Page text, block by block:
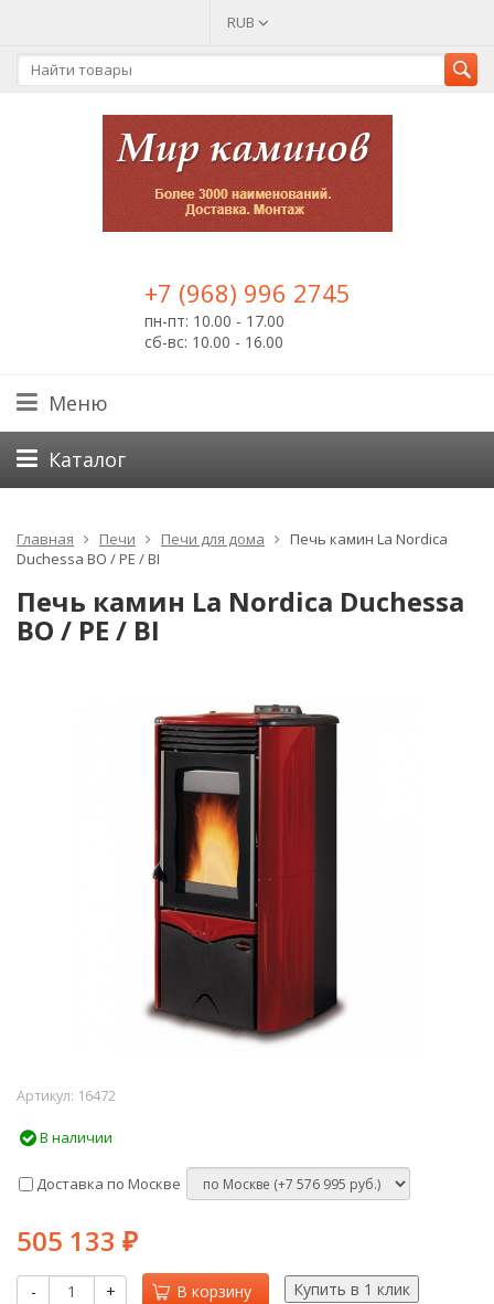
RUB
+7 (968) 996 2745
пн-пт: 10.00 - 17.00
сб-вс: 10.00 - 16.00
Меню
Каталог
Главная Печи Печи для дома
Печь камин La Nordica
Duchessa BO / PE / BI
Печь камин La Nordica Duchessa
BO / PE / BI
Артикул: 16472
В наличии
Доставка по Москве
505 133 ₽
- + В корзину